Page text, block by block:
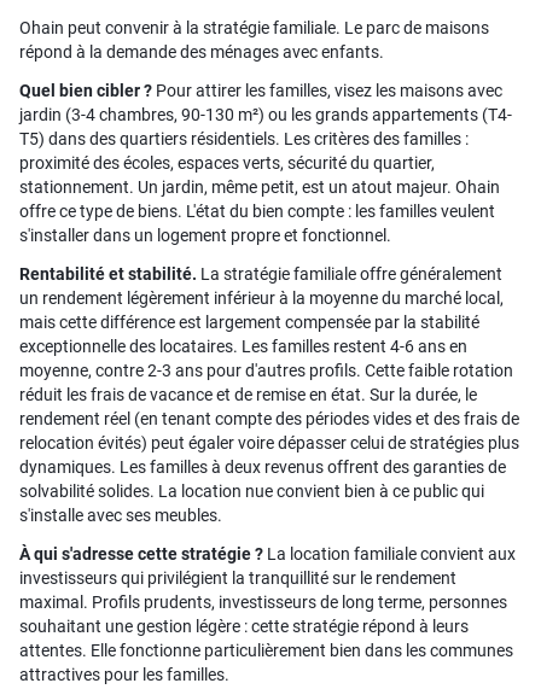
Ohain peut convenir à la stratégie familiale. Le parc de maisons
répond à la demande des ménages avec enfants.
Quel bien cibler ? Pour attirer les familles, visez les maisons avec
jardin (3-4 chambres, 90-130 m²) ou les grands appartements (T4-
T5) dans des quartiers résidentiels. Les critères des familles :
proximité des écoles, espaces verts, sécurité du quartier,
stationnement. Un jardin, même petit, est un atout majeur. Ohain
offre ce type de biens. L'état du bien compte : les familles veulent
s'installer dans un logement propre et fonctionnel.
Rentabilité et stabilité. La stratégie familiale offre généralement
un rendement légèrement inférieur à la moyenne du marché local,
mais cette différence est largement compensée par la stabilité
exceptionnelle des locataires. Les familles restent 4-6 ans en
moyenne, contre 2-3 ans pour d'autres profils. Cette faible rotation
réduit les frais de vacance et de remise en état. Sur la durée, le
rendement réel (en tenant compte des périodes vides et des frais de
relocation évités) peut égaler voire dépasser celui de stratégies plus
dynamiques. Les familles à deux revenus offrent des garanties de
solvabilité solides. La location nue convient bien à ce public qui
s'installe avec ses meubles.
À qui s'adresse cette stratégie ? La location familiale convient aux
investisseurs qui privilégient la tranquillité sur le rendement
maximal. Profils prudents, investisseurs de long terme, personnes
souhaitant une gestion légère : cette stratégie répond à leurs
attentes. Elle fonctionne particulièrement bien dans les communes
attractives pour les familles.